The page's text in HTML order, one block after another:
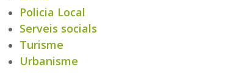
Policia Local
Serveis socials
Turisme
Urbanisme